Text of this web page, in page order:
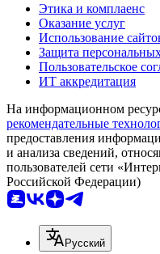
Этика и комплаенс
Оказание услуг
Использование
Защита
Пользовательское
ИТ аккредитация
На информационном
рекомендательные
предоставления
и анализа сведений,
пользователей сети
Российской Федерации)
Русский